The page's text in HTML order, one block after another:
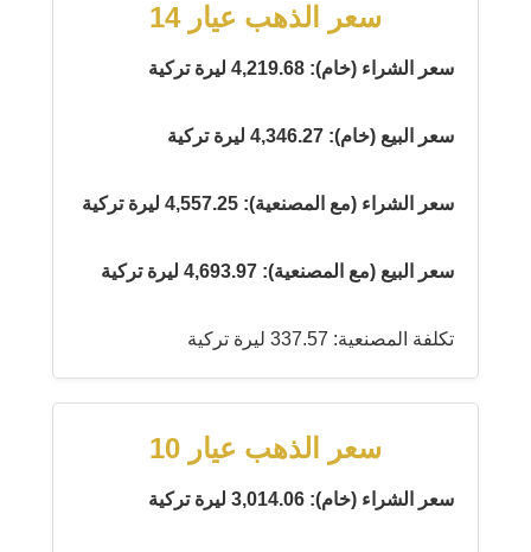
سعر الذهب عيار 14
سعر الشراء (خام): 4,219.68 ليرة تركية
سعر البيع (خام): 4,346.27 ليرة تركية
سعر الشراء (مع المصنعية): 4,557.25 ليرة تركية
سعر البيع (مع المصنعية): 4,693.97 ليرة تركية
تكلفة المصنعية: 337.57 ليرة تركية
سعر الذهب عيار 10
سعر الشراء (خام): 3,014.06 ليرة تركية